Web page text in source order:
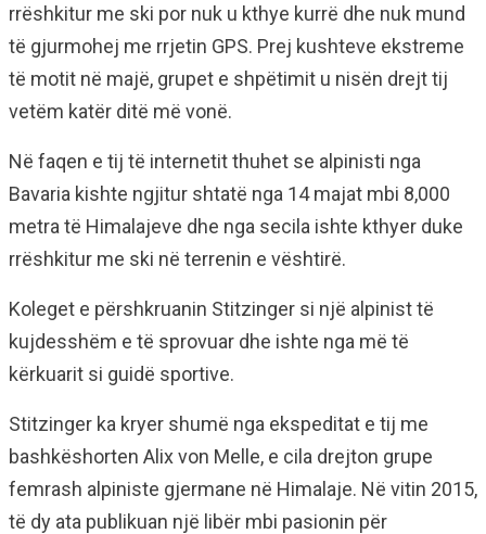
rrëshkitur me ski por nuk u kthye kurrë dhe nuk mund
të gjurmohej me rrjetin GPS. Prej kushteve ekstreme
të motit në majë, grupet e shpëtimit u nisën drejt tij
vetëm katër ditë më vonë.
Në faqen e tij të internetit thuhet se alpinisti nga
Bavaria kishte ngjitur shtatë nga 14 majat mbi 8,000
metra të Himalajeve dhe nga secila ishte kthyer duke
rrëshkitur me ski në terrenin e vështirë.
Koleget e përshkruanin Stitzinger si një alpinist të
kujdesshëm e të sprovuar dhe ishte nga më të
kërkuarit si guidë sportive.
Stitzinger ka kryer shumë nga ekspeditat e tij me
bashkëshorten Alix von Melle, e cila drejton grupe
femrash alpiniste gjermane në Himalaje. Në vitin 2015,
të dy ata publikuan një libër mbi pasionin për